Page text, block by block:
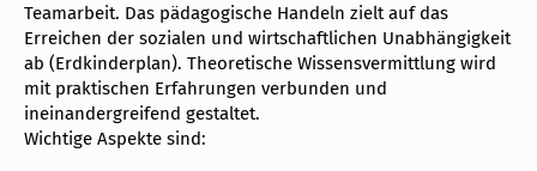
Teamarbeit. Das pädagogische Handeln zielt auf das
Erreichen der sozialen und wirtschaftlichen Unabhängigkeit
ab (Erdkinderplan). Theoretische Wissensvermittlung wird
mit praktischen Erfahrungen verbunden und
ineinandergreifend gestaltet.
Wichtige Aspekte sind: